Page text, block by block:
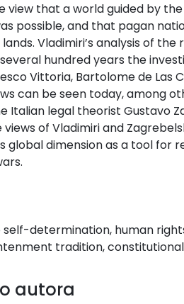
view that a world guided by
possible, and that pagan
Vladimiri’s analysis of
hundred years the
Vittoria, Bartolome de Las
can be seen today, among
legal theorist Gustavo
of Vladimiri and
global dimension as a tool for
determination, human
tradition,
autora